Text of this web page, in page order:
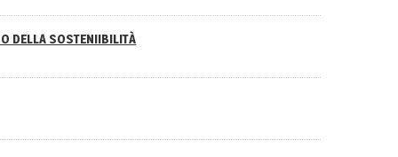
DELLA SOSTENIIBILITÀ